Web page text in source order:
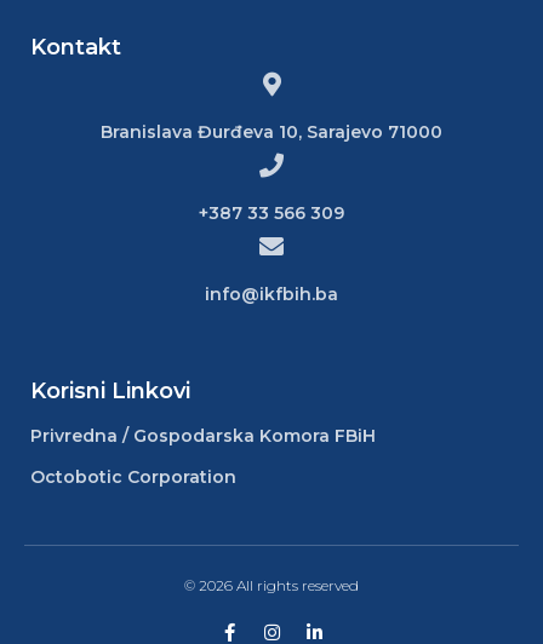
Kontakt
Branislava Đurđeva 10, Sarajevo 71000
+387 33 566 309
info@ikfbih.ba
Korisni Linkovi
Privredna / Gospodarska Komora FBiH
Octobotic Corporation
© 2026 All rights reserved